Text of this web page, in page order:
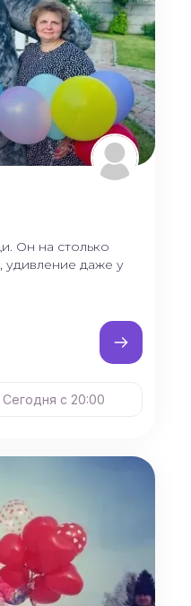
Он на столько
удивление даже у
Сегодня с 20:00